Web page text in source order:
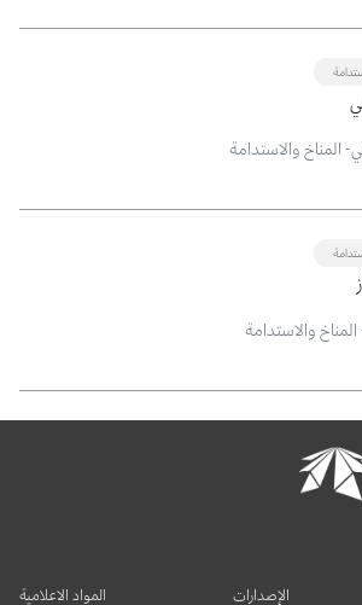
المناخ والاستدامة
والاستدامة
الإصدارات المواد الاعلامية